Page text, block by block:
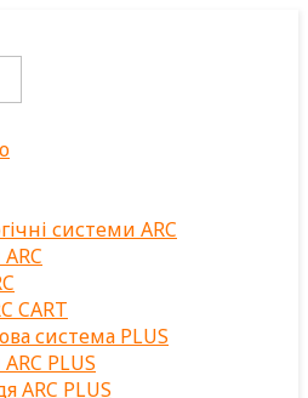
системи ARC
CART
система PLUS
PLUS
ARC PLUS